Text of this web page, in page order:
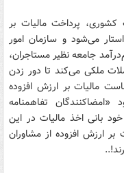
پرداخت مالیات بر
می‌شود و سازمان امور
جامعه نظیر مستاجران،
ملکی می‌کند تا دور زدن
مالیات بر ارزش افزوده
«امضاکنندگان تفاهمنامه
بانی اخذ مالیات در این
بر ارزش افزوده از مشاوران